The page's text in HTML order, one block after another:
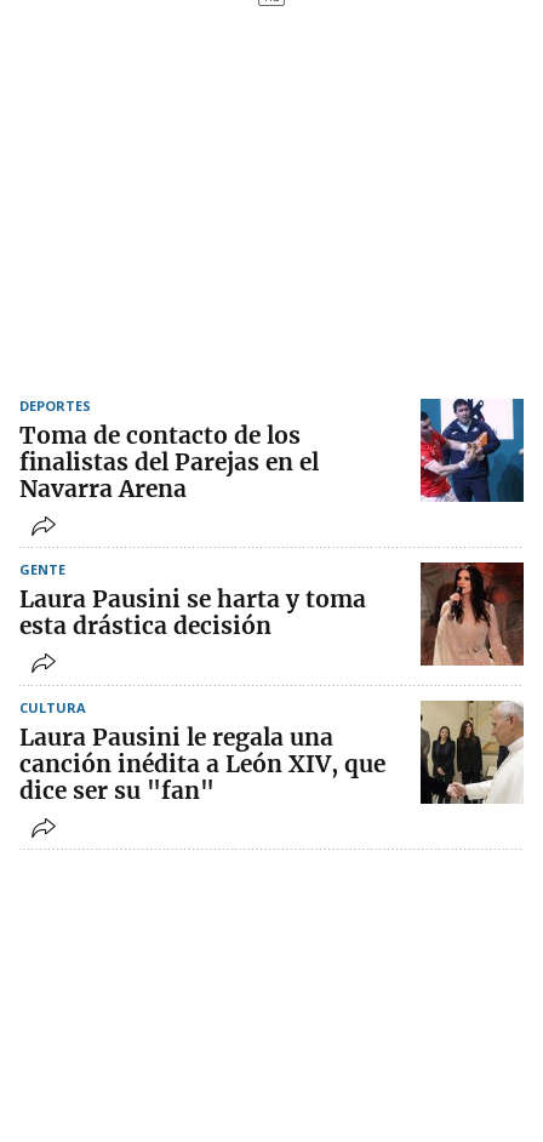
DEPORTES
Toma de contacto de los
finalistas del Parejas en el
Navarra Arena
GENTE
Laura Pausini se harta y toma
esta drástica decisión
CULTURA
Laura Pausini le regala una
canción inédita a León XIV, que
dice ser su "fan"